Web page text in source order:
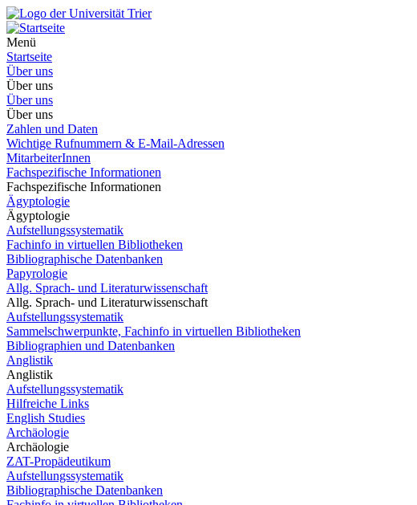
Menü
Startseite
Über uns
Über uns
Über uns
Über uns
Zahlen und Daten
Wichtige Rufnummern & E-Mail-Adressen
MitarbeiterInnen
Fachspezifische Informationen
Fachspezifische Informationen
Ägyptologie
Ägyptologie
Aufstellungssystematik
Fachinfo in virtuellen Bibliotheken
Bibliographische Datenbanken
Papyrologie
Allg. Sprach- und Literaturwissenschaft
Allg. Sprach- und Literaturwissenschaft
Aufstellungssystematik
Sammelschwerpunkte, Fachinfo in virtuellen Bibliotheken
Bibliographien und Datenbanken
Anglistik
Anglistik
Aufstellungssystematik
Hilfreiche Links
English Studies
Archäologie
Archäologie
ZAT-Propädeutikum
Aufstellungssystematik
Bibliographische Datenbanken